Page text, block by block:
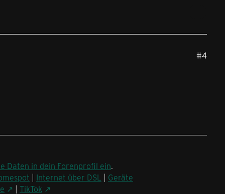
#4
Daten in dein Forenprofil ein.
| Internet über DSL | Geräte
| TikTok